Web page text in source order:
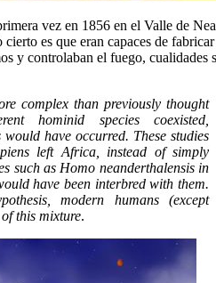
vez en 1856 en el Valle de
es que eran capaces de
y controlaban el fuego, cualidades
complex than previously thought
hominid species coexisted,
have occurred. These studies
left Africa, instead of simply
such as Homo neanderthalensis in
have been interbred with them.
modern humans (except
this mixture.